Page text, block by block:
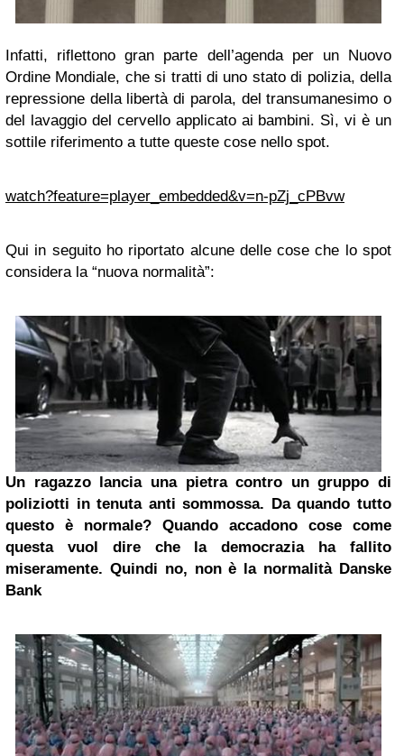
Infatti, riflettono gran parte dell’agenda per un Nuovo
Ordine Mondiale, che si tratti di uno stato di polizia, della
repressione della libertà di parola, del transumanesimo o
del lavaggio del cervello applicato ai bambini. Sì, vi è un
sottile riferimento a tutte queste cose nello spot.
watch?feature=player_embedded&v=n-pZj_cPBvw
Qui in seguito ho riportato alcune delle cose che lo spot
considera la “nuova normalità”:
Un ragazzo lancia una pietra contro un gruppo di
poliziotti in tenuta anti sommossa. Da quando tutto
questo è normale? Quando accadono cose come
questa vuol dire che la democrazia ha fallito
miseramente. Quindi no, non è la normalità Danske
Bank